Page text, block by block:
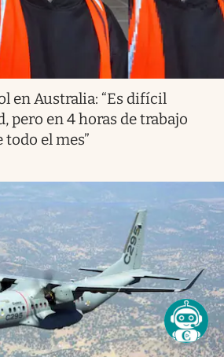
en Australia: “Es difícil
pero en 4 horas de trabajo
el mes”